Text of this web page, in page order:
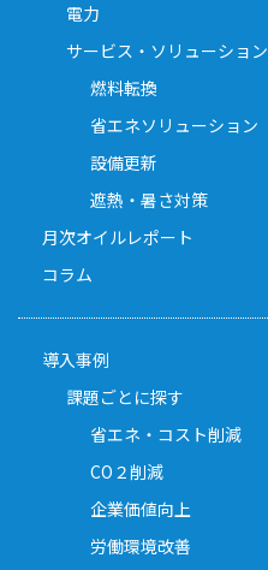
電力
サービス・ソリューション
燃料転換
省エネソリューション
設備更新
遮熱・暑さ対策
月次オイルレポート
コラム
導入事例
課題ごとに探す
省エネ・コスト削減
CO２削減
企業価値向上
労働環境改善